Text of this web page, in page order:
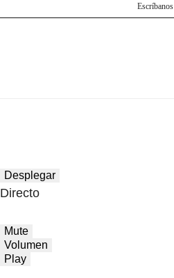
Escríbanos
Desplegar
Directo
Mute
Volumen
Play